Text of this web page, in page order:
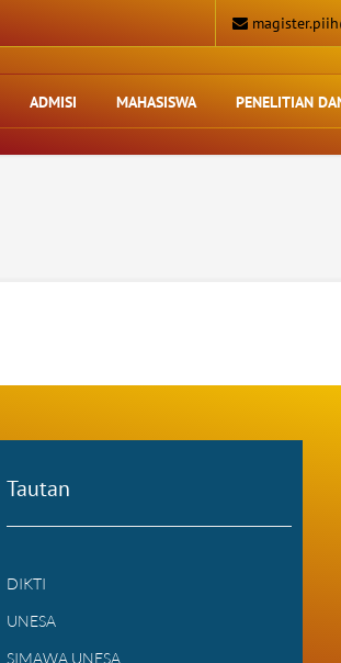
ADMISI MAHASISWA PENELITIAN
Tautan
DIKTI
UNESA
SIMAWA UNESA